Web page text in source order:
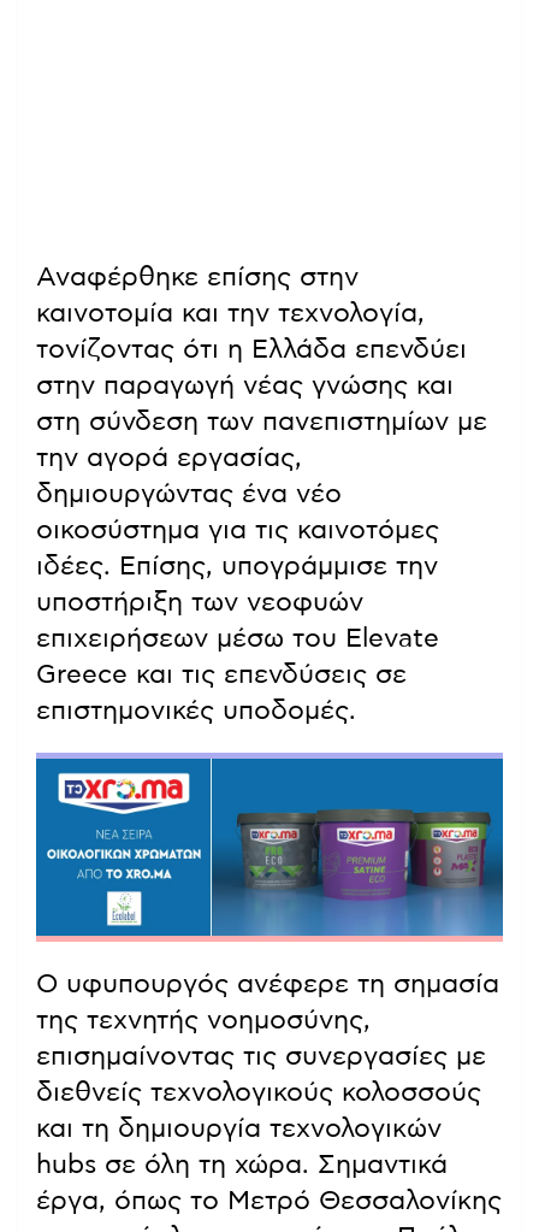
Αναφέρθηκε επίσης στην
καινοτομία και την τεχνολογία,
τονίζοντας ότι η Ελλάδα επενδύει
στην παραγωγή νέας γνώσης και
στη σύνδεση των πανεπιστημίων με
την αγορά εργασίας,
δημιουργώντας ένα νέο
οικοσύστημα για τις καινοτόμες
ιδέες. Επίσης, υπογράμμισε την
υποστήριξη των νεοφυών
επιχειρήσεων μέσω του Elevate
Greece και τις επενδύσεις σε
επιστημονικές υποδομές.
Ο υφυπουργός ανέφερε τη σημασία
της τεχνητής νοημοσύνης,
επισημαίνοντας τις συνεργασίες με
διεθνείς τεχνολογικούς κολοσσούς
και τη δημιουργία τεχνολογικών
hubs σε όλη τη χώρα. Σημαντικά
έργα, όπως το Μετρό Θεσσαλονίκης